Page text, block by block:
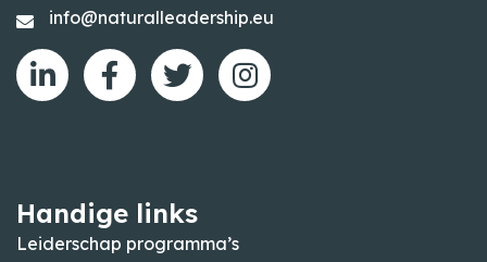
info@naturalleadership.eu
Handige links
Leiderschap programma’s